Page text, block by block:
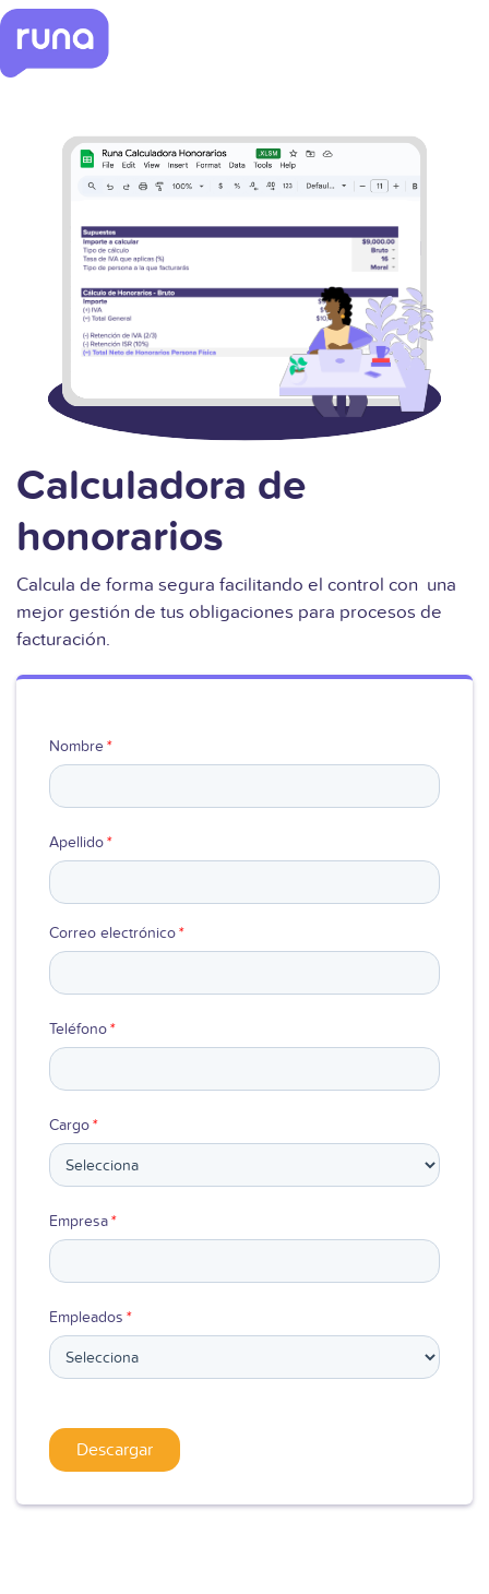
Calculadora de
honorarios
Calcula de forma segura facilitando el control con una
mejor gestión de tus obligaciones para procesos de
facturación.
Nombre*
Apellido*
Correo electrónico*
Teléfono*
Cargo*
Empresa*
Empleados *